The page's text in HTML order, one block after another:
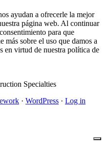
ayudan a ofrecerle la mejor
página web. Al continuar
para que
sobre el uso que damos a
en virtud de nuestra política de
Specialties
· WordPress · Log in